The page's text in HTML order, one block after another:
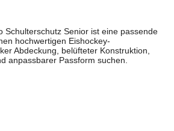
Schulterschutz Senior ist eine passende
hochwertigen Eishockey-
Abdeckung, belüfteter Konstruktion,
anpassbarer Passform suchen.